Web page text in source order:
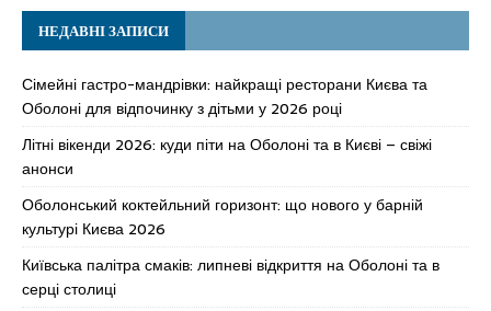
НЕДАВНІ ЗАПИСИ
Сімейні гастро-мандрівки: найкращі ресторани Києва та
Оболоні для відпочинку з дітьми у 2026 році
Літні вікенди 2026: куди піти на Оболоні та в Києві – свіжі
анонси
Оболонський коктейльний горизонт: що нового у барній
культурі Києва 2026
Київська палітра смаків: липневі відкриття на Оболоні та в
серці столиці